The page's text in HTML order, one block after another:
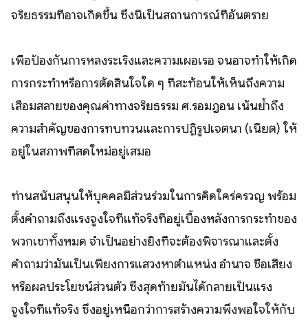
จริยธรรมที่อาจเกิดขึ้น ซึ่งนี่เป็นสถานการณ์ที่อันตราย
เพื่อป้องกันการหลงระเริงและความเผอเรอ จนอาจทำให้เกิด
การกระทำหรือการตัดสินใจใด ๆ ที่สะท้อนให้เห็นถึงความ
เสื่อมสลายของคุณค่าทางจริยธรรม ศ.รอมฎอน เน้นย้ำถึง
ความสำคัญของการทบทวนและการปฏิรูปเจตนา (เนียต) ให้
อยู่ในสภาพที่สดใหม่อยู่เสมอ
ท่านสนับสนุนให้บุคคลมีส่วนร่วมในการคิดใคร่ครวญ พร้อม
ตั้งคำถามถึงแรงจูงใจที่แท้จริงที่อยู่เบื้องหลังการกระทำของ
พวกเขาทั้งหมด จำเป็นอย่างยิ่งที่จะต้องพิจารณาและตั้ง
คำถามว่ามันเป็นเพียงการแสวงหาตำแหน่ง อำนาจ ชื่อเสียง
หรือผลประโยชน์ส่วนตัว ซึ่งสุดท้ายมันได้กลายเป็นแรง
จูงใจที่แท้จริง ซึ่งอยู่เหนือกว่าการสร้างความพึงพอใจให้กับ